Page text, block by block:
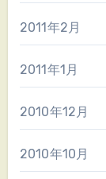
2011年2月
2011年1月
2010年12月
2010年10月